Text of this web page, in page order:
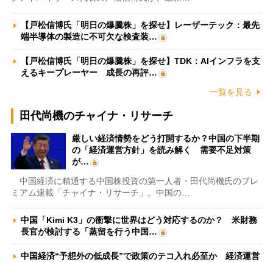
【戸松信博氏「明日の爆騰株」を探せ】レーザーテック：最先
端半導体の製造に不可欠な検査装…
【戸松信博氏「明日の爆騰株」を探せ】TDK：AIインフラを支
えるキープレーヤー 成長の再評…
一覧を見る
田代尚機のチャイナ・リサーチ
厳しい経済情勢をどう打開するか？中国の下半期
の「経済運営方針」を読み解く 需要不足対策
が…
中国経済に精通する中国株投資の第一人者・田代尚機氏のプレ
ミアム連載「チャイナ・リサーチ」。中国の…
中国「Kimi K3」の衝撃に世界はどう対応するのか？ 米財務
長官が検討する「蒸留を行う中国…
中国経済“予想外の低成長”で政策のテコ入れ必至か 経済運営